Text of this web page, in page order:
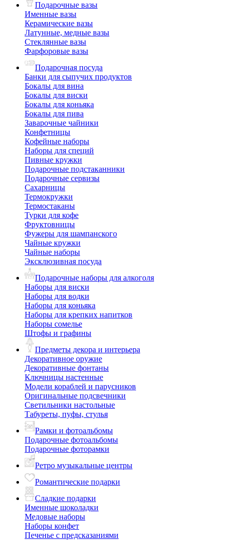
Подарочные вазы
Именные вазы
Керамические вазы
Латунные, медные вазы
Стеклянные вазы
Фарфоровые вазы
Подарочная посуда
Банки для сыпучих продуктов
Бокалы для вина
Бокалы для виски
Бокалы для коньяка
Бокалы для пива
Заварочные чайники
Конфетницы
Кофейные наборы
Наборы для специй
Пивные кружки
Подарочные подстаканники
Подарочные сервизы
Сахарницы
Термокружки
Термостаканы
Турки для кофе
Фруктовницы
Фужеры для шампанского
Чайные кружки
Чайные наборы
Эксклюзивная посуда
Подарочные наборы для алкоголя
Наборы для виски
Наборы для водки
Наборы для коньяка
Наборы для крепких напитков
Наборы сомелье
Штофы и графины
Предметы декора и интерьера
Декоративное оружие
Декоративные фонтаны
Ключницы настенные
Модели кораблей и парусников
Оригинальные подсвечники
Светильники настольные
Табуреты, пуфы, стулья
Рамки и фотоальбомы
Подарочные фотоальбомы
Подарочные фоторамки
Ретро музыкальные центры
Романтические подарки
Сладкие подарки
Именные шоколадки
Медовые наборы
Наборы конфет
Печенье с предсказаниями